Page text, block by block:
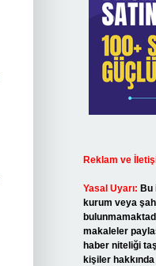
Reklam ve
Yasal Uyarı: Bu
kurum veya
makaleler
haber niteliği
kişiler